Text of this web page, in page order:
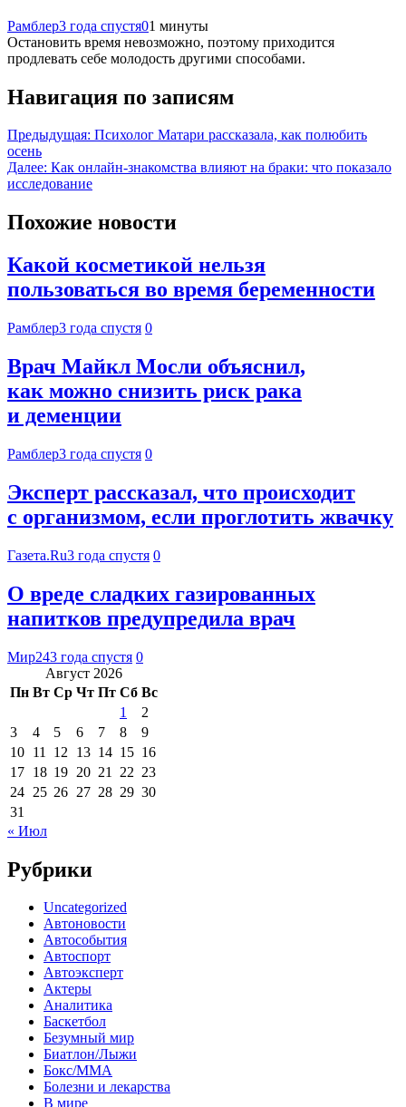
Рамблер3 года спустя01 минуты
Остановить время невозможно, поэтому приходится
продлевать себе молодость другими способами.
Навигация по записям
Предыдущая: Психолог Матари рассказала, как полюбить
осень
Далее: Как онлайн-знакомства влияют на браки: что показало
исследование
Похожие новости
Какой косметикой нельзя
пользоваться во время беременности
Рамблер3 года спустя 0
Врач Майкл Мосли объяснил,
как можно снизить риск рака
и деменции
Рамблер3 года спустя 0
Эксперт рассказал, что происходит
с организмом, если проглотить жвачку
Газета.Ru3 года спустя 0
О вреде сладких газированных
напитков предупредила врач
Мир243 года спустя 0
Август 2026
Пн Вт Ср Чт Пт Сб Вс
1
2
3
4 5 6 7 8
9
10 11 12 13 14 15 16
17 18 19 20 21 22 23
24 25 26 27 28 29 30
31
« Июл
Рубрики
Uncategorized
Автоновости
Автособытия
Автоспорт
Автоэксперт
Актеры
Аналитика
Баскетбол
Безумный мир
Биатлон/Лыжи
Бокс/MMA
Болезни и лекарства
В мире